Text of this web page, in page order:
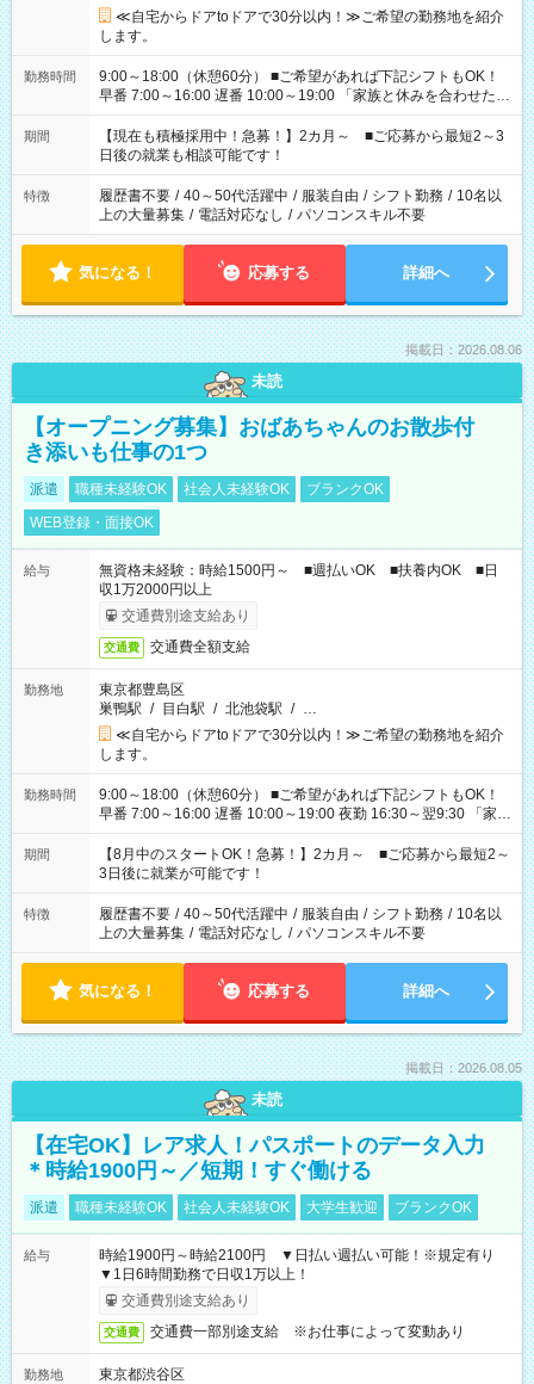
≪自宅からドアtoドアで30分以内！≫ご希望の勤務地を紹介
します。
勤務時間
9:00～18:00（休憩60分） ■ご希望があれば下記シフトもOK！
早番 7:00～16:00 遅番 10:00～19:00 「家族と休みを合わせた
い」 「余裕を持って夕飯の準備がしたい」 「できれば残業はし
たくない」 など、ご希望を教えてくださいね。 ※Wワーク希望
の方へ 今ご覧のお仕事で希望する勤務時間と、もう1つのお仕事
の勤務時間。 合計で週40時間を超える場合は応募できません。
期間
【現在も積極採用中！急募！】2カ月～ ■ご応募から最短2～3
日後の就業も相談可能です！
特徴 履歴書不要 / 40～50代活躍中 / 服装自由 / シフト勤務 / 10名以
上の大量募集 / 電話対応なし / パソコンスキル不要
気になる！ 応募する 詳細へ
掲載日：2026.08.06
未読
【オープニング募集】おばあちゃんのお散歩付
き添いも仕事の1つ
派遣 職種未経験OK 社会人未経験OK
ブランクOK
WEB登録・面接OK
給与
無資格未経験：時給1500円～ ■週払いOK ■扶養内OK ■日
収1万2000円以上
交通費別途支給あり
交通費 交通費全額支給
勤務地
東京都豊島区
巣鴨駅 / 目白駅 / 北池袋駅 / …
≪自宅からドアtoドアで30分以内！≫ご希望の勤務地を紹介
します。
勤務時間
9:00～18:00（休憩60分） ■ご希望があれば下記シフトもOK！
早番 7:00～16:00 遅番 10:00～19:00 夜勤 16:30～翌9:30 「家族
と休みを合わせたい」 「余裕を持って夕飯の準備がしたい」
「できれば残業はしたくない」 など、ご希望を教えてください
ね。 ※Wワーク希望の方へ 今ご覧のお仕事で希望する勤務時間
と、もう1つのお仕事の勤務時間。 合計で週40時間を超える場
合は応募できません。
期間
【8月中のスタートOK！急募！】2カ月～ ■ご応募から最短2～
3日後に就業が可能です！
特徴 履歴書不要 / 40～50代活躍中 / 服装自由 / シフト勤務 / 10名以
上の大量募集 / 電話対応なし / パソコンスキル不要
気になる！ 応募する 詳細へ
掲載日：2026.08.05
未読
【在宅OK】レア求人！パスポートのデータ入力
＊時給1900円～／短期！すぐ働ける
派遣 職種未経験OK 社会人未経験OK 大学生歓迎 ブランクOK
給与
時給1900円～時給2100円 ▼日払い週払い可能！※規定有り
▼1日6時間勤務で日収1万以上！
交通費別途支給あり
交通費 交通費一部別途支給 ※お仕事によって変動あり
勤務地
東京都渋谷区